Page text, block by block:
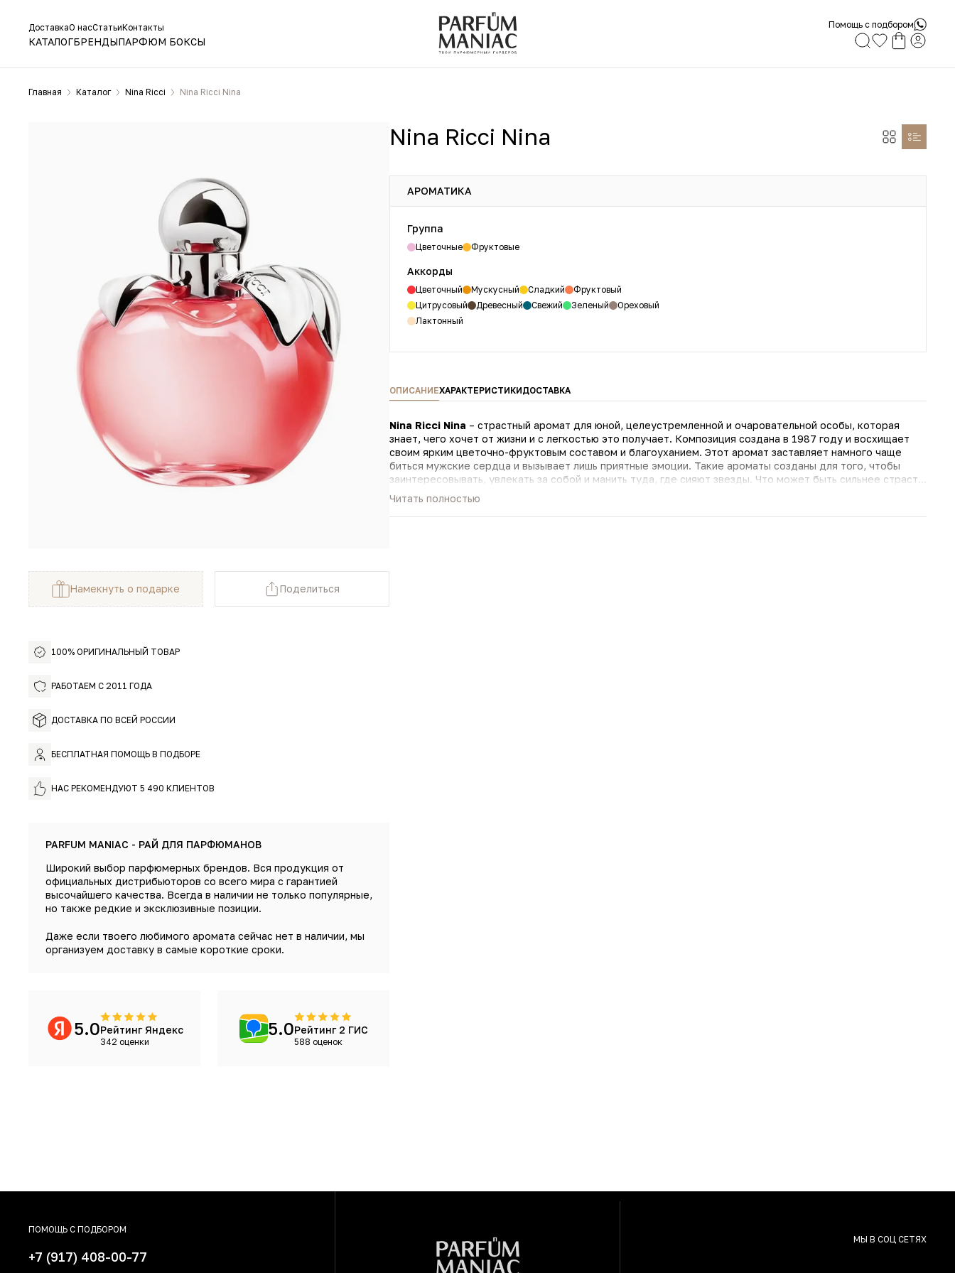
ДоставкаО насСтатьиКонтакты
КАТАЛОГБРЕНДЫПАРФЮМ БОКСЫ
Помощь с подбором
Главная Каталог Nina Ricci Nina Ricci Nina
Намекнуть о подарке Поделиться
100% ОРИГИНАЛЬНЫЙ ТОВАР
РАБОТАЕМ С 2011 ГОДА
ДОСТАВКА ПО ВСЕЙ РОССИИ
БЕСПЛАТНАЯ ПОМОЩЬ В ПОДБОРЕ
НАС РЕКОМЕНДУЮТ 5 490 КЛИЕНТОВ
PARFUM MANIAC - РАЙ ДЛЯ ПАРФЮМАНОВ
Широкий выбор парфюмерных брендов. Вся продукция от
официальных дистрибьюторов со всего мира с гарантией
высочайшего качества. Всегда в наличии не только популярные,
но также редкие и эксклюзивные позиции.
Даже если твоего любимого аромата сейчас нет в наличии, мы
организуем доставку в самые короткие сроки.
5.0Рейтинг Яндекс
342 оценки
5.0Рейтинг 2 ГИС
588 оценок
Nina Ricci Nina
АРОМАТИКА
Группа
Цветочные Фруктовые
Аккорды
Цветочный Мускусный Сладкий
Фруктовый
Цитрусовый
Древесный Свежий Зеленый
Ореховый
Лактонный
ОПИСАНИЕХАРАКТЕРИСТИКИДОСТАВКА
Nina Ricci Nina – страстный аромат для юной, целеустремленной и очаровательной особы, которая
знает, чего хочет от жизни и с легкостью это получает. Композиция создана в 1987 году и восхищает
своим ярким цветочно-фруктовым составом и благоуханием. Этот аромат заставляет намного чаще
биться мужские сердца и вызывает лишь приятные эмоции. Такие ароматы созданы для того, чтобы
заинтересовывать, увлекать за собой и манить туда, где сияют звезды. Что может быть сильнее страсти
и чувственности? Ответ прост. Это аромат Nina Ricci Nina, который призван разбудить те эмоции,
которые скрываются в сердце каждого человека. Этот аромат составлен нотами лайма, лимона, пиона,
яблока, лунного цветка, белого кедра, мускуса и пралине на базе яблочного дерева.
Читать полностью
ПОМОЩЬ С ПОДБОРОМ
+7 (917) 408-00-77
МЫ В СОЦ СЕТЯХ